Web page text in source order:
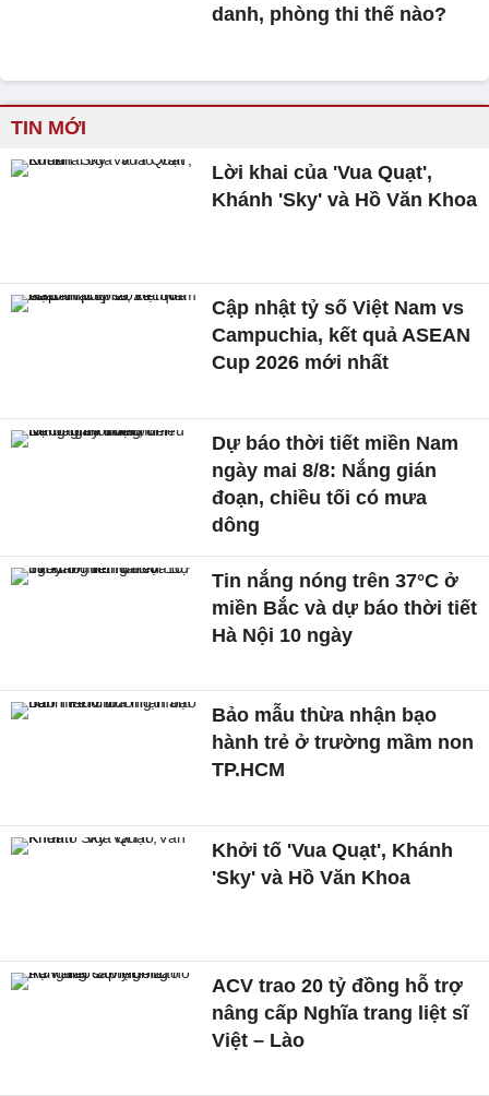
danh, phòng thi thế nào?
TIN MỚI
Lời khai của 'Vua Quạt',
Khánh 'Sky' và Hồ Văn Khoa
Cập nhật tỷ số Việt Nam vs
Campuchia, kết quả ASEAN
Cup 2026 mới nhất
Dự báo thời tiết miền Nam
ngày mai 8/8: Nắng gián
đoạn, chiều tối có mưa
dông
Tin nắng nóng trên 37°C ở
miền Bắc và dự báo thời tiết
Hà Nội 10 ngày
Bảo mẫu thừa nhận bạo
hành trẻ ở trường mầm non
TP.HCM
Khởi tố 'Vua Quạt', Khánh
'Sky' và Hồ Văn Khoa
ACV trao 20 tỷ đồng hỗ trợ
nâng cấp Nghĩa trang liệt sĩ
Việt – Lào